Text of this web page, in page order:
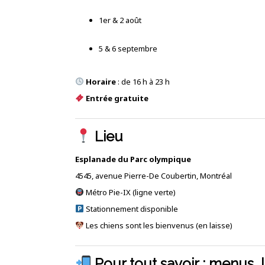
1er & 2 août
5 & 6 septembre
Horaire: de 16 h à 23 h
Entrée gratuite
Lieu
Esplanade du Parc olympique
4545, avenue Pierre-De Coubertin, Montréal
Métro Pie-IX (ligne verte)
Stationnement disponible
Les chiens sont les bienvenus (en laisse)